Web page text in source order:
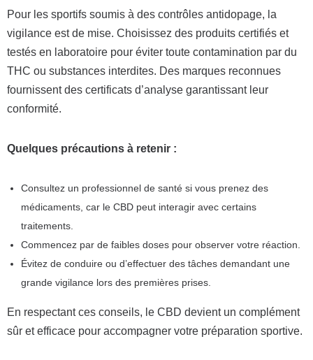
Pour les sportifs soumis à des contrôles antidopage, la
vigilance est de mise. Choisissez des produits certifiés et
testés en laboratoire pour éviter toute contamination par du
THC ou substances interdites. Des marques reconnues
fournissent des certificats d’analyse garantissant leur
conformité.
Quelques précautions à retenir :
Consultez un professionnel de santé si vous prenez des
médicaments, car le CBD peut interagir avec certains
traitements.
Commencez par de faibles doses pour observer votre réaction.
Évitez de conduire ou d’effectuer des tâches demandant une
grande vigilance lors des premières prises.
En respectant ces conseils, le CBD devient un complément
sûr et efficace pour accompagner votre préparation sportive.